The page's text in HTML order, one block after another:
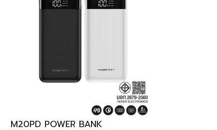
M20PD POWER BANK